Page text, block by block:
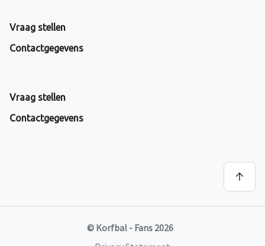
Vraag stellen
Contactgegevens
Vraag stellen
Contactgegevens
© Korfbal - Fans 2026